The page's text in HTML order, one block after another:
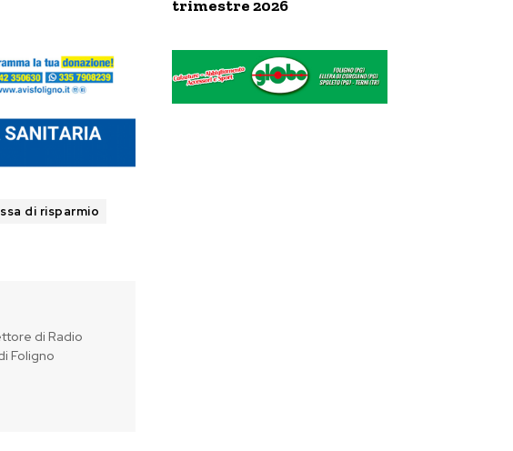
di risparmio
di Radio
Foligno
trimestre 2026